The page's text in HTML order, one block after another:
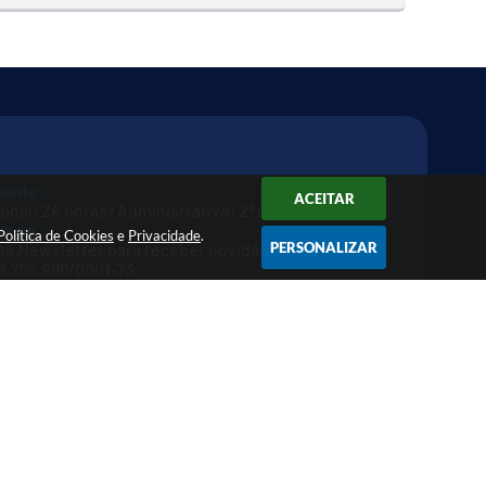
de Cookies e Privacidade.
ACEITAR
PERSONALIZAR
24 horas | Administrativo: 2ª a 6ª das 9h às 16h
se
Newsletter para receber novidades